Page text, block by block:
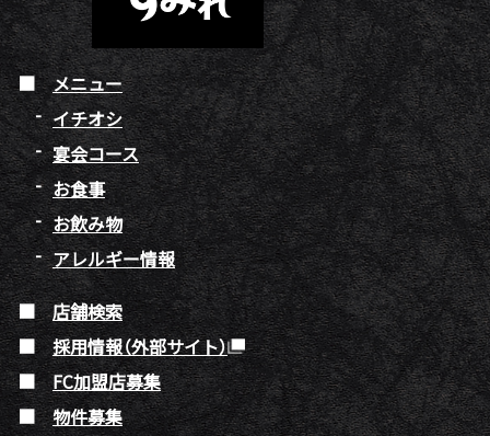
メニュー
イチオシ
宴会コース
お食事
お飲み物
アレルギー情報
店舗検索
採用情報（外部サイト）
FC加盟店募集
物件募集